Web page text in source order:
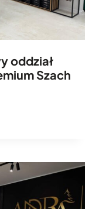
oddział
Szach